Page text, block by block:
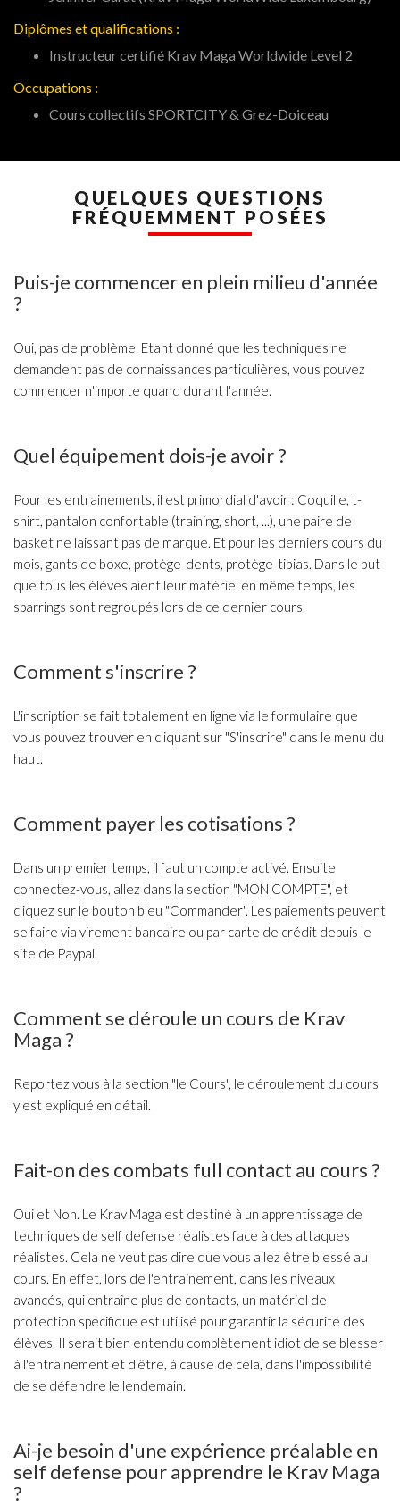
Diplômes et qualifications :
Instructeur certifié Krav Maga Worldwide Level 2
Occupations :
Cours collectifs SPORTCITY & Grez-Doiceau
QUELQUES QUESTIONS
FRÉQUEMMENT POSÉES
Puis-je commencer en plein milieu d'année
?
Oui, pas de problème. Etant donné que les techniques ne
demandent pas de connaissances particulières, vous pouvez
commencer n'importe quand durant l'année.
Quel équipement dois-je avoir ?
Pour les entrainements, il est primordial d'avoir : Coquille, t-
shirt, pantalon confortable (training, short, ...), une paire de
basket ne laissant pas de marque. Et pour les derniers cours du
mois, gants de boxe, protège-dents, protège-tibias. Dans le but
que tous les élèves aient leur matériel en même temps, les
sparrings sont regroupés lors de ce dernier cours.
Comment s'inscrire ?
L'inscription se fait totalement en ligne via le formulaire que
vous pouvez trouver en cliquant sur "S'inscrire" dans le menu du
haut.
Comment payer les cotisations ?
Dans un premier temps, il faut un compte activé. Ensuite
connectez-vous, allez dans la section "MON COMPTE", et
cliquez sur le bouton bleu "Commander". Les paiements peuvent
se faire via virement bancaire ou par carte de crédit depuis le
site de Paypal.
Comment se déroule un cours de Krav
Maga ?
Reportez vous à la section "le Cours", le déroulement du cours
y est expliqué en détail.
Fait-on des combats full contact au cours ?
Oui et Non. Le Krav Maga est destiné à un apprentissage de
techniques de self defense réalistes face à des attaques
réalistes. Cela ne veut pas dire que vous allez être blessé au
cours. En effet, lors de l'entrainement, dans les niveaux
avancés, qui entraîne plus de contacts, un matériel de
protection spécifique est utilisé pour garantir la sécurité des
élèves. Il serait bien entendu complètement idiot de se blesser
à l'entrainement et d'être, à cause de cela, dans l'impossibilité
de se défendre le lendemain.
Ai-je besoin d'une expérience préalable en
self defense pour apprendre le Krav Maga
?